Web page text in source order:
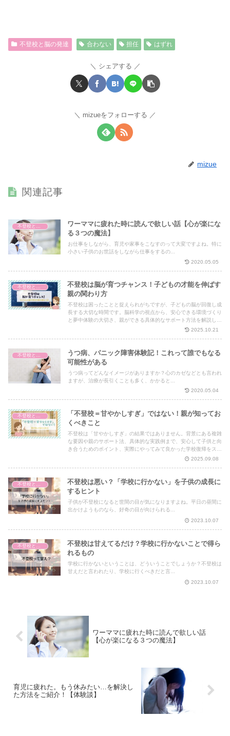
不登校と脳の発達 合わない 担任 はずれ
シェアする
mizueをフォローする
mizue
関連記事
不登校と脳の発達
ワーママに疲れた時に読んで欲しい話【心が楽にな
る３つの魔法】
お仕事をしながら、育児や家事をこなすのって大変ですよね。特に
小さい子供のお世話をしながら仕事をするの...
2020.05.05
不登校と脳の発達
不登校は脳が育つチャンス！子どもの才能を伸ばす
親の関わり方
不登校は困ったことと捉えられがちですが、子どもの脳が回復し成
長する大切な時間です。脳科学の視点から、安心できる環境づくり
と夢中体験の大切さ、親ができる具体的なサポート方法を解説しま
す。焦らず見守り、お子さんの才能を育てる時間に変えちゃいまし
2025.10.21
不登校と脳の発達
うつ病、パニック障害体験記！これって誰でもなる
可能性がある
うつ病ってどんなイメージがありますか？心のカゼなどとも言われ
ますが、治療が長引くことも多く、かかると...
2020.05.04
不登校と脳の発達
「不登校＝甘やかしすぎ」ではない！親が知ってお
くべきこと
不登校は「甘やかしすぎ」の結果ではありません。背景にある複雑
な要因や親のサポート法、具体的な実践例まで、安心して子供と向
き合うためのポイント、実際にやってみて良かった学校復帰をスム
2025.09.08
不登校と脳の発達
不登校は悪い？「学校に行かない」を子供の成長に
するヒント
子供が不登校になると世間の目が気になりますよね。平日の昼間に
出かけようものなら、好奇の目が向けられる...
2023.10.07
不登校と脳の発達
不登校は甘えてるだけ？学校に行かないことで得ら
れるもの
学校に行かないということは、どういうことでしょうか？不登校は
甘えだと言われたり、学校に行くべきだと言...
2023.10.07
ワーママに疲れた時に読んで欲しい話
【心が楽になる３つの魔法】
育児に疲れた。もう休みたい…を解決し
た方法をご紹介！【体験談】